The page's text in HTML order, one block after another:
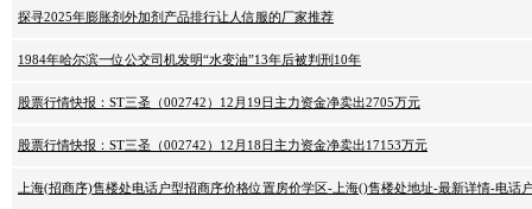
探寻2025年膨胀剂外加剂产品排行让人信服的厂家推荐
1984年哈尔滨一位公交司机发明“水变油”13年后被判刑10年
股票行情快报：ST三圣（002742）12月19日主力资金净卖出2705万元
股票行情快报：ST三圣（002742）12月18日主力资金净卖出17153万元
上海(招商序)售楼处电话户型招商序价格位置房价学区-上海()售楼处地址-最新详情-电话